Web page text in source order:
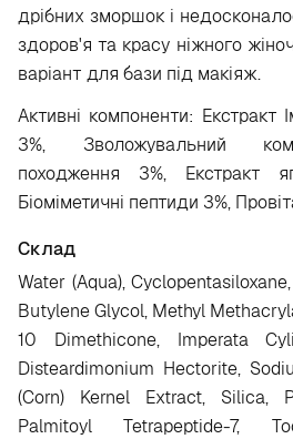
дрібних зморшок і
здоров'я та красу ніжного
варіант для бази під макіяж.
Активні компоненти: Екстракт
3%, Зволожувальний
походження 3%, Екстракт
Біоміметичні пептиди 3%,
Склад
Water (Aqua),
Butylene Glycol, Methyl
10 Dimethicone, Imperata
Disteardimonium Hectorite,
(Corn) Kernel Extract, Silica,
Palmitoyl Tetrapeptide-7,